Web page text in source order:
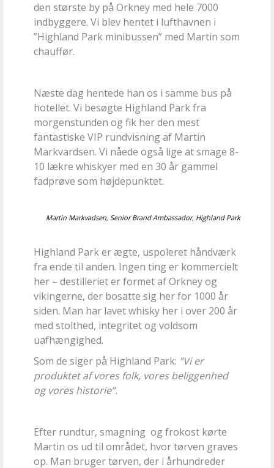
den største by på Orkney med hele 7000
indbyggere. Vi blev hentet i lufthavnen i
”Highland Park minibussen” med Martin som
chauffør.
Næste dag hentede han os i samme bus på
hotellet. Vi besøgte Highland Park fra
morgenstunden og fik her den mest
fantastiske VIP rundvisning af Martin
Markvardsen. Vi nåede også lige at smage 8-
10 lækre whiskyer med en 30 år gammel
fadprøve som højdepunktet.
Martin Markvadsen, Senior Brand Ambassador, Highland Park
Highland Park er ægte, uspoleret håndværk
fra ende til anden. Ingen ting er kommercielt
her – destilleriet er formet af Orkney og
vikingerne, der bosatte sig her for 1000 år
siden. Man har lavet whisky her i over 200 år
med stolthed, integritet og voldsom
uafhængighed.
Som de siger på Highland Park: ”Vi er
produktet af vores folk, vores beliggenhed
og vores historie”.
Efter rundtur, smagning og frokost kørte
Martin os ud til området, hvor tørven graves
op. Man bruger tørven, der i århundreder